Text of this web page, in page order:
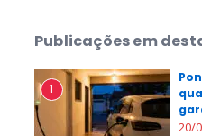
Publicações em
1
20/